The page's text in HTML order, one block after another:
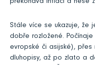
překonává inflaci a nese
Stále více se ukazuje, že
dobře rozložené. Počínaje
evropské či asijské),
dluhopisy, až po zlato a